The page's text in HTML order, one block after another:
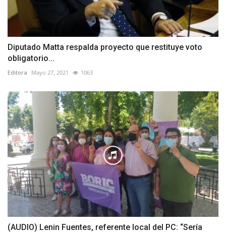
Diputado Matta respalda proyecto que restituye voto
obligatorio...
Editora Mayo 27, 2021 1063
(AUDIO) Lenin Fuentes, referente local del PC: “Sería